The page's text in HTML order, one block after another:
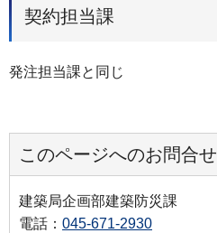
契約担当課
発注担当課と同じ
このページへのお問合せ
建築局企画部建築防災課
電話： 045-671-2930